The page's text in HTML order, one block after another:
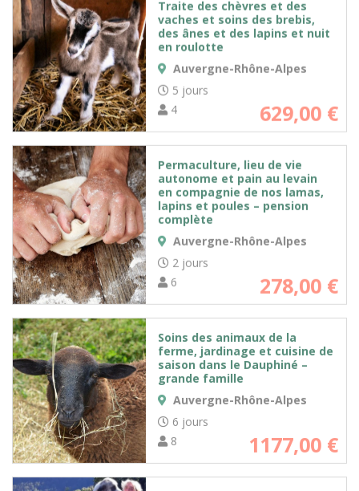
Traite des chèvres et des
vaches et soins des brebis,
des ânes et des lapins et nuit
en roulotte
Auvergne-Rhône-Alpes
5 jours
4
629,00 €
Permaculture, lieu de vie
autonome et pain au levain
en compagnie de nos lamas,
lapins et poules – pension
complète
Auvergne-Rhône-Alpes
2 jours
6
278,00 €
Soins des animaux de la
ferme, jardinage et cuisine de
saison dans le Dauphiné –
grande famille
Auvergne-Rhône-Alpes
6 jours
8
1177,00 €